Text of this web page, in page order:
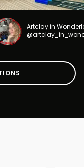
Artclay in